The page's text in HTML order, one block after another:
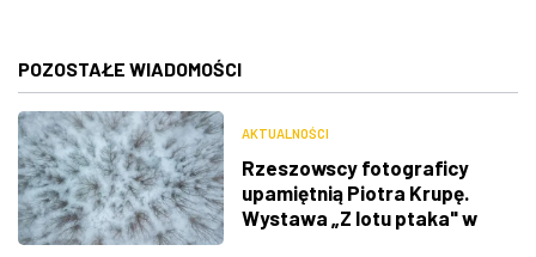
POZOSTAŁE WIADOMOŚCI
AKTUALNOŚCI
Rzeszowscy fotograficy
upamiętnią Piotra Krupę.
Wystawa „Z lotu ptaka" w